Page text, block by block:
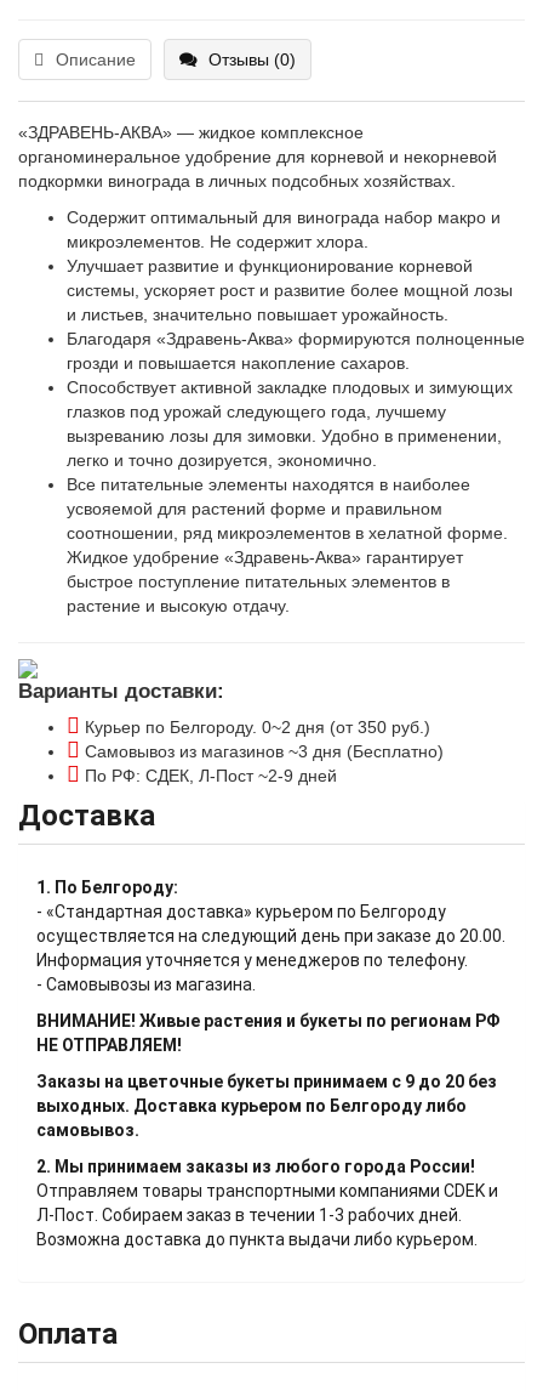
Описание Отзывы (0)
«ЗДРАВЕНЬ-АКВА» — жидкое комплексное
органоминеральное удобрение для корневой и некорневой
подкормки винограда в личных подсобных хозяйствах.
Содержит оптимальный для винограда набор макро и
микроэлементов. Не содержит хлора.
Улучшает развитие и функционирование корневой
системы, ускоряет рост и развитие более мощной лозы
и листьев, значительно повышает урожайность.
Благодаря «Здравень-Аква» формируются полноценные
грозди и повышается накопление сахаров.
Способствует активной закладке плодовых и зимующих
глазков под урожай следующего года, лучшему
вызреванию лозы для зимовки. Удобно в применении,
легко и точно дозируется, экономично.
Все питательные элементы находятся в наиболее
усвояемой для растений форме и правильном
соотношении, ряд микроэлементов в хелатной форме.
Жидкое удобрение «Здравень-Аква» гарантирует
быстрое поступление питательных элементов в
растение и высокую отдачу.
Варианты доставки:
Курьер по Белгороду. 0~2 дня (от 350 руб.)
Самовывоз из магазинов ~3 дня (Бесплатно)
По РФ: СДЕК, Л-Пост ~2-9 дней
Доставка
1. По Белгороду:
- «Стандартная доставка» курьером по Белгороду
осуществляется на следующий день при заказе до 20.00.
Информация уточняется у менеджеров по телефону.
- Самовывозы из магазина.
ВНИМАНИЕ! Живые растения и букеты по регионам РФ
НЕ ОТПРАВЛЯЕМ!
Заказы на цветочные букеты принимаем с 9 до 20 без
выходных. Доставка курьером по Белгороду либо
самовывоз.
2. Мы принимаем заказы из любого города России!
Отправляем товары транспортными компаниями CDEK и
Л-Пост. Собираем заказ в течении 1-3 рабочих дней.
Возможна доставка до пункта выдачи либо курьером.
Оплата